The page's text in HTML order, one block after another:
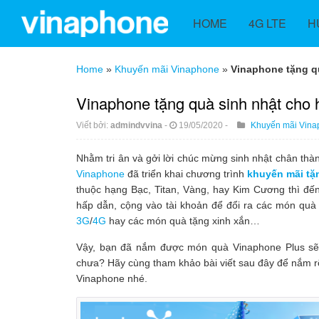
HOME 4G LTE
Home » Khuyến mãi Vinaphone » Vinaphone tặng
Vinaphone tặng quà sinh nhật
Viết bởi: admindvvina - 19/05/2020 - Khuyến mãi
Nhằm tri ân và gởi lời chúc mừng sinh nhật chân
Vinaphone đã triển khai chương trình khuyến mãi
thuộc hạng Bạc, Titan, Vàng, hay Kim Cương thì
hấp dẫn, cộng vào tài khoản để đổi ra các món
3G/4G hay các món quà tặng xinh xắn…
Vậy, bạn đã nắm được món quà Vinaphone Plus
chưa? Hãy cùng tham khảo bài viết sau đây để
Vinaphone nhé.